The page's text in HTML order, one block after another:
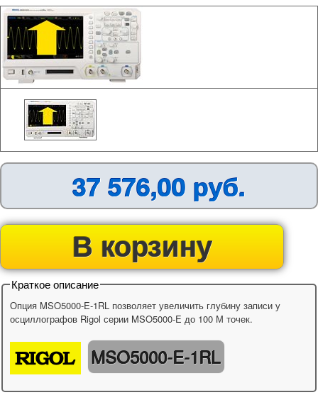
37 576,00 руб.
В корзину
Краткое описание
Опция MSO5000-E-1RL позволяет увеличить глубину записи у
осциллографов Rigol серии MSO5000-E до 100 М точек.
MSO5000-E-1RL